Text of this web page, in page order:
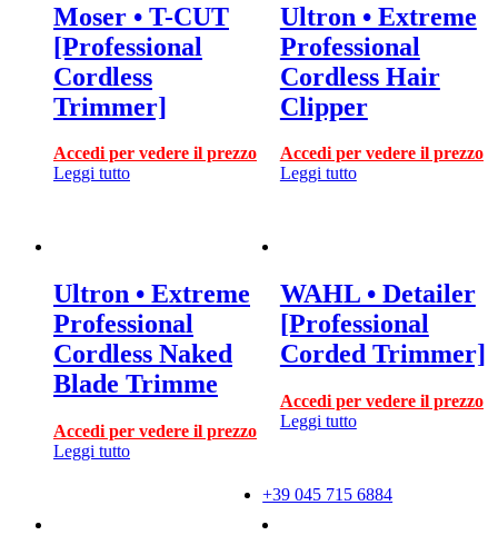
Moser • T-CUT
[Professional
Cordless
Trimmer]
Accedi per vedere il prezzo
Leggi tutto
Ultron • Extreme
Professional
Cordless Hair
Clipper
Accedi per vedere il prezzo
Leggi tutto
Ultron • Extreme
Professional
Cordless Naked
Blade Trimme
Accedi per vedere il prezzo
Leggi tutto
WAHL • Detailer
[Professional
Corded Trimmer]
Accedi per vedere il prezzo
Leggi tutto
+39 045 715 6884